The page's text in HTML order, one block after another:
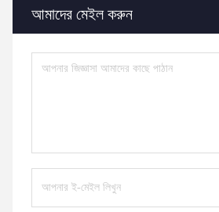
আমাদের মেইল ​​করুন